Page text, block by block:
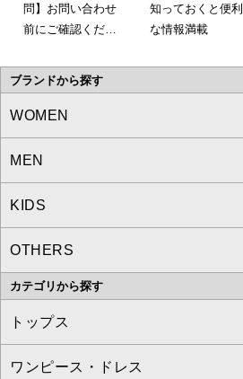
問】お問い合わせ
前にご確認くださ
知っておくと便利
な情報満載
ブランドから探す
WOMEN
a.v.v
MICHEL KLEIN
MK MICHEL KLEIN
OFUON le MK
MEN
a.v.v
MICHEL KLEIN HOMME
MK MICHEL KLEIN HOMME
KIDS
a.v.v
OTHERS
MK MICHEL KLEIN BAG
カテゴリから探す
トップス
すべてのトップス
ワンピース・ドレス